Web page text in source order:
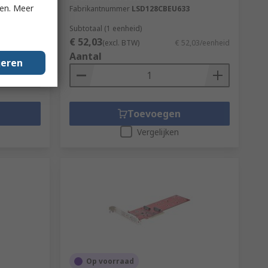
Fabrikantnummer LSD128CBEU633
Subtotaal (1 eenheid)
€ 52,03(excl. BTW) € 52,03/eenheid
Aantal
Toevoegen
Vergelijken
Op voorraad
Meer